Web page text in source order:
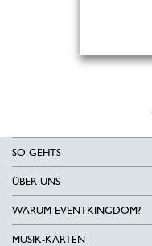
SO GEHTS
ÜBER UNS
WARUM EVENTKINGDOM?
MUSIK-KARTEN